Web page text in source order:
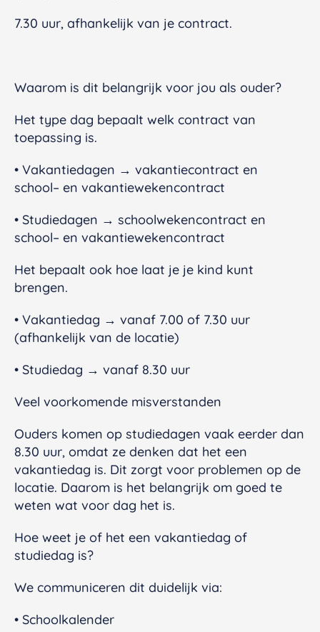
7.30 uur, afhankelijk van je contract.
Waarom is dit belangrijk voor jou als ouder?
Het type dag bepaalt welk contract van
toepassing is.
• Vakantiedagen → vakantiecontract en
school– en vakantiewekencontract
• Studiedagen → schoolwekencontract en
school– en vakantiewekencontract
Het bepaalt ook hoe laat je je kind kunt
brengen.
• Vakantiedag → vanaf 7.00 of 7.30 uur
(afhankelijk van de locatie)
• Studiedag → vanaf 8.30 uur
Veel voorkomende misverstanden
Ouders komen op studiedagen vaak eerder dan
8.30 uur, omdat ze denken dat het een
vakantiedag is. Dit zorgt voor problemen op de
locatie. Daarom is het belangrijk om goed te
weten wat voor dag het is.
Hoe weet je of het een vakantiedag of
studiedag is?
We communiceren dit duidelijk via:
• Schoolkalender